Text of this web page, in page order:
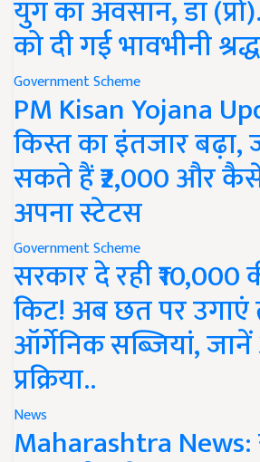
युग का अवसान, डॉ
को दी गई भावभीनी
Government Scheme
PM Kisan Yojana
किस्त का इंतजार
सकते हैं ₹2,000 और
अपना स्टेटस
Government Scheme
सरकार दे रही ₹10,000
किट! अब छत पर उगाएं
ऑर्गेनिक सब्जियां,
प्रक्रिया..
News
Maharashtra News: